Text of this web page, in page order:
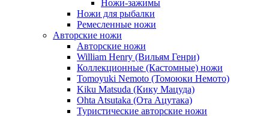
Ножи-зажимы
Ножи для рыбалки
Ремесленные ножи
Авторские ножи
Авторские ножи
William Henry (Вильям Генри)
Коллекционные (Кастомные) ножи
Tomoyuki Nemoto (Томоюки Немото)
Kiku Matsuda (Кику Мацуда)
Ohta Atsutaka (Ота Ацутака)
Туристические авторские ножи